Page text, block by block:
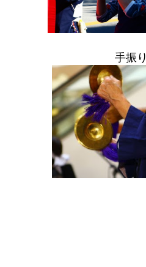
手振